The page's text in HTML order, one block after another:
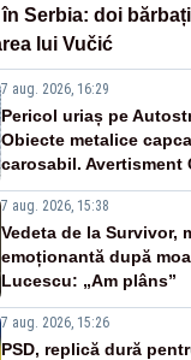
Serbia: doi
lui Vučić
7 aug. 2026, 16:29
Pericol uriaș pe
Obiecte metalice
carosabil. Avertisment
7 aug. 2026, 15:38
Vedeta de la Survivor,
emoționantă după
Lucescu: „Am plâns”
7 aug. 2026, 15:26
PSD, replică dură